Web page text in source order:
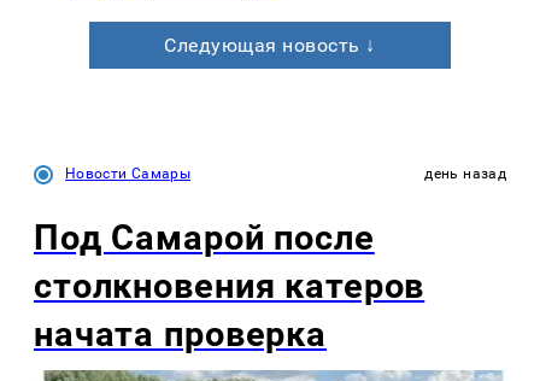
Следующая новость ↓
Новости Самары день назад
Под Самарой после
столкновения катеров
начата проверка